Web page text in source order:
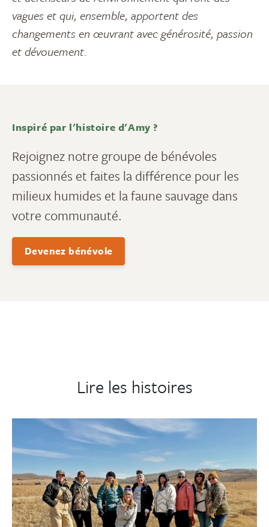
vagues et qui, ensemble, apportent des
changements en œuvrant avec générosité, passion
et dévouement.
Inspiré par l'histoire d'Amy ?
Rejoignez notre groupe de bénévoles
passionnés et faites la différence pour les
milieux humides et la faune sauvage dans
votre communauté.
Devenez bénévole
Lire les histoires